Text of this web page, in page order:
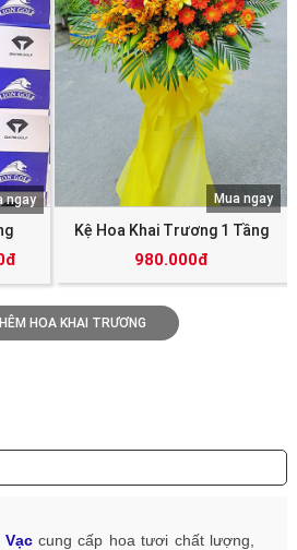
ngay
Kệ Hoa Khai Trương 1 Tầng
980.000đ
Mua ngay
HOA KHAI TRƯƠNG
cung cấp hoa tươi chất lượng,